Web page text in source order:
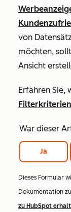
von
möchten,
Ansicht
Erfahren Sie,
Filterkriterien
War dieser
Ja
Dieses Formular
Dokumentation
zu HubSpot